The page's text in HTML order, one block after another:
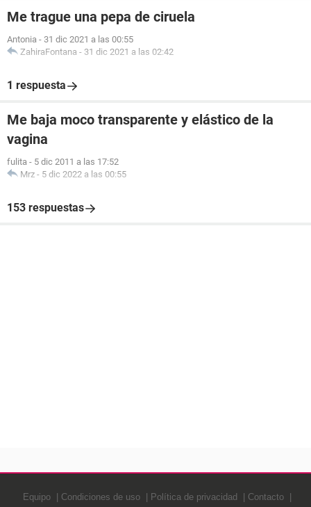
Me trague una pepa de ciruela
Antonia - 31 dic 2021 a las 00:55
ZahiraFontana - 31 dic 2021 a las 02:42
1 respuesta
Me baja moco transparente y elástico de la
vagina
fulita - 5 dic 2011 a las 17:52
Mrz - 5 dic 2022 a las 00:55
153 respuestas
Equipo Condiciones de uso Política de privacidad Contacto